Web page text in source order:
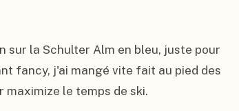
sur la Schulter Alm en bleu, juste pour
fancy, j'ai mangé vite fait au pied des
le temps de ski.